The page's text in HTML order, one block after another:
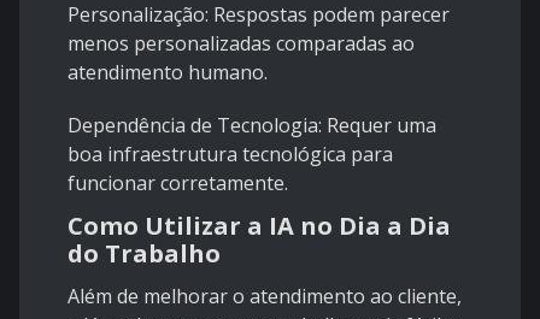
Personalização: Respostas podem parecer
menos personalizadas comparadas ao
atendimento humano.
Dependência de Tecnologia: Requer uma
boa infraestrutura tecnológica para
funcionar corretamente.
Como Utilizar a IA no Dia a Dia
do Trabalho
Além de melhorar o atendimento ao cliente,